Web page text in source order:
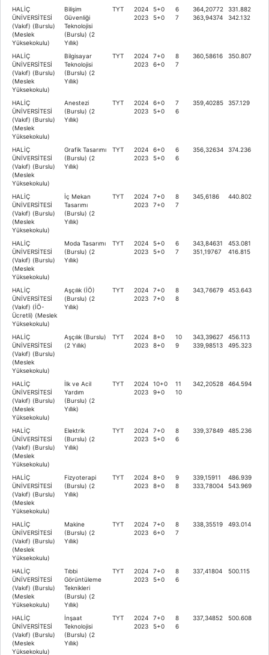
HALİÇ
ÜNİVERSİTESİ
(Vakıf) (Burslu)
(Meslek
Yüksekokulu)
Bilişim
Güvenliği
Teknolojisi
(Burslu) (2
Yıllık)
TYT
2024
2023
5+0
5+0
6
7
364,20772
363,94374
331.882
342.132
HALİÇ
ÜNİVERSİTESİ
(Vakıf) (Burslu)
(Meslek
Yüksekokulu)
Bilgisayar
Teknolojisi
(Burslu) (2
Yıllık)
TYT
2024
2023
7+0
6+0
8
7
360,58616 350.807
HALİÇ
ÜNİVERSİTESİ
(Vakıf) (Burslu)
(Meslek
Yüksekokulu)
Anestezi
(Burslu) (2
Yıllık)
TYT
2024
2023
6+0
5+0
7
6
359,40285 357.129
HALİÇ
ÜNİVERSİTESİ
(Vakıf) (Burslu)
(Meslek
Yüksekokulu)
Grafik Tasarımı
(Burslu) (2
Yıllık)
TYT
2024
2023
6+0
5+0
6
6
356,32634 374.236
HALİÇ
ÜNİVERSİTESİ
(Vakıf) (Burslu)
(Meslek
Yüksekokulu)
İç Mekan
Tasarımı
(Burslu) (2
Yıllık)
TYT
2024
2023
7+0
7+0
8
7
345,6186 440.802
HALİÇ
ÜNİVERSİTESİ
(Vakıf) (Burslu)
(Meslek
Yüksekokulu)
Moda Tasarımı
(Burslu) (2
Yıllık)
TYT
2024
2023
5+0
5+0
6
7
343,84631
351,19767
453.081
416.815
HALİÇ
ÜNİVERSİTESİ
(Vakıf) (İÖ-
Ücretli) (Meslek
Yüksekokulu)
Aşçılık (İÖ)
(Burslu) (2
Yıllık)
TYT
2024
2023
7+0
7+0
8
8
343,76679 453.643
HALİÇ
ÜNİVERSİTESİ
(Vakıf) (Burslu)
(Meslek
Yüksekokulu)
Aşçılık (Burslu)
(2 Yıllık)
TYT
2024
2023
8+0
8+0
10
9
343,39627
339,98513
456.113
495.323
HALİÇ
ÜNİVERSİTESİ
(Vakıf) (Burslu)
(Meslek
Yüksekokulu)
İlk ve Acil
Yardım
(Burslu) (2
Yıllık)
TYT
2024
2023
10+0
9+0
11
10
342,20528 464.594
HALİÇ
ÜNİVERSİTESİ
(Vakıf) (Burslu)
(Meslek
Yüksekokulu)
Elektrik
(Burslu) (2
Yıllık)
TYT
2024
2023
7+0
5+0
8
6
339,37849 485.236
HALİÇ
ÜNİVERSİTESİ
(Vakıf) (Burslu)
(Meslek
Yüksekokulu)
Fizyoterapi
(Burslu) (2
Yıllık)
TYT
2024
2023
8+0
8+0
9
8
339,15911
333,78004
486.939
543.969
HALİÇ
ÜNİVERSİTESİ
(Vakıf) (Burslu)
(Meslek
Yüksekokulu)
Makine
(Burslu) (2
Yıllık)
TYT
2024
2023
7+0
6+0
8
7
338,35519 493.014
HALİÇ
ÜNİVERSİTESİ
(Vakıf) (Burslu)
(Meslek
Yüksekokulu)
Tıbbi
Görüntüleme
Teknikleri
(Burslu) (2
Yıllık)
TYT
2024
2023
7+0
5+0
8
6
337,41804 500.115
HALİÇ
ÜNİVERSİTESİ
(Vakıf) (Burslu)
(Meslek
Yüksekokulu)
İnşaat
Teknolojisi
(Burslu) (2
Yıllık)
TYT
2024
2023
7+0
5+0
8
6
337,34852 500.608